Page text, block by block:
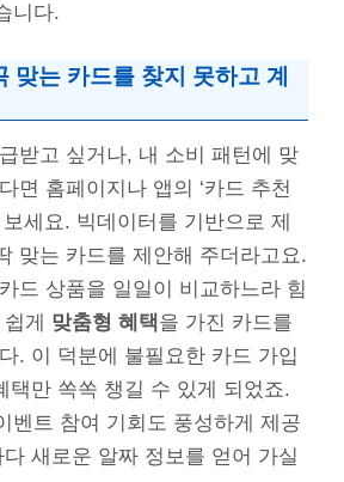
니다.
맞는 카드를 찾지 못하고 계
받고 싶거나, 내 소비 패턴에 맞
면 홈페이지나 앱의 ‘카드 추천
세요. 빅데이터를 기반으로 제
맞는 카드를 제안해 주더라고요.
드 상품을 일일이 비교하느라 힘
게 맞춤형 혜택을 가진 카드를
. 이 덕분에 불필요한 카드 가입
택만 쏙쏙 챙길 수 있게 되었죠.
벤트 참여 기회도 풍성하게 제공
새로운 알짜 정보를 얻어 가실